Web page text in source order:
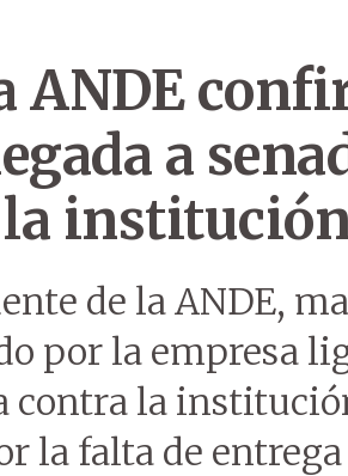
ANDE
a
de la ANDE,
por la empresa
la
la falta de entrega